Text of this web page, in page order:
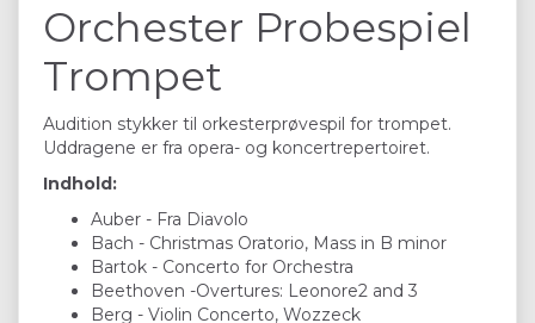
Orchester Probespiel
Trompet
Audition stykker til orkesterprøvespil for trompet.
Uddragene er fra opera- og koncertrepertoiret.
Indhold:
Auber - Fra Diavolo
Bach - Christmas Oratorio, Mass in B minor
Bartok - Concerto for Orchestra
Beethoven -Overtures: Leonore2 and 3
Berg - Violin Concerto, Wozzeck